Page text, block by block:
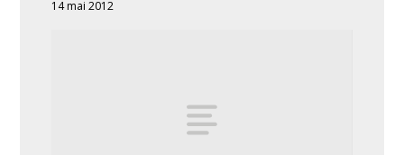
14 mai 2012